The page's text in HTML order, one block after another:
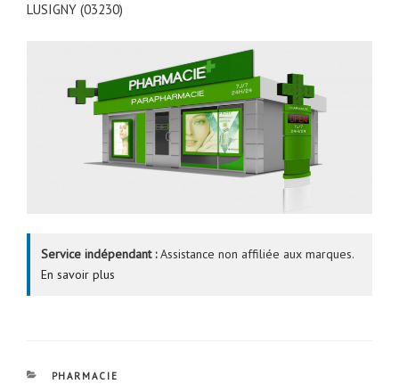
LUSIGNY (03230)
Service indépendant :Assistance non affiliée aux marques.
En savoir plus
CATÉGORIES
PHARMACIE